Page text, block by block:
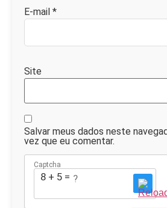
E-mail *
Site
Salvar meus dados neste
vez que eu comentar.
Captcha
8 + 5 = ?